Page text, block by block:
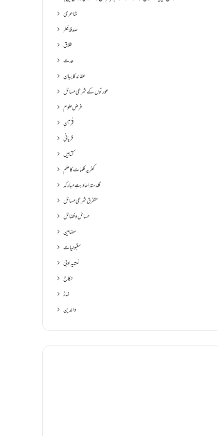
شاعری
صدقۂ فطر
طلاق
عدت
عقائد کا بیان
عورتوں کے شرعی مسائل
فرض علوم
قُرآنِ
قربانی
کتابیں
کفریہ کلمات کا علم
گلدستۂ احادیثِ مبارکہ
متفرق شرعی مسائل
مسائل و فضائل
مضامین
مقبولیات
نعتیہ ادبی
نکاح
نماز
والدین